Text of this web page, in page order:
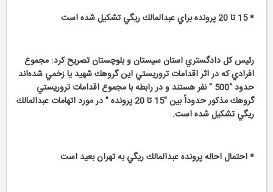
رئيس كل دادگستري استان سيستان و بلوچستان تصريح كرد: مجموع
افرادي كه در اثر اقدامات تروريستي اين گروهك شهيد يا زخمي شده‌اند
حدود "500 " نفر هستند و در رابطه با مجموع اقدامات تروريستي
گروهك مذكور حدوداً بين "15 تا 20 پرونده " در مورد اتهامات عبدالمالك
ريگي تشكيل شده است.
* احتمال احاله پرونده عبدالمالك ريگي به تهران بعيد است